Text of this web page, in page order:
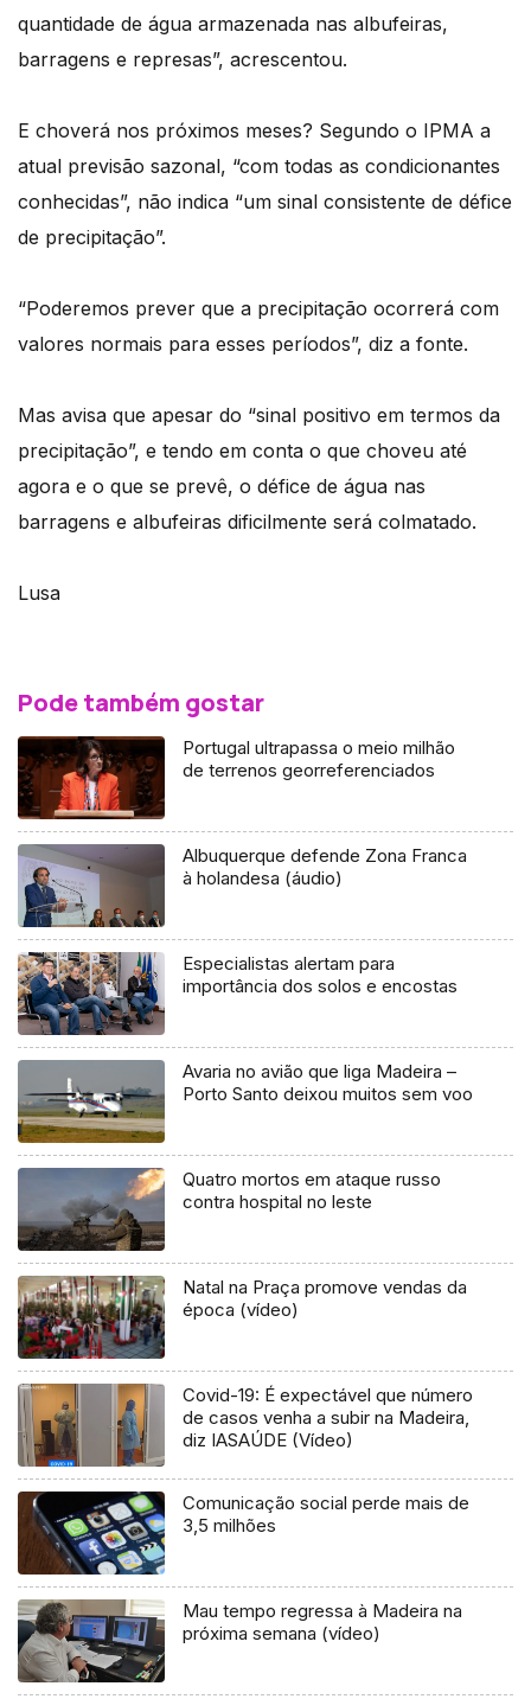
quantidade de água armazenada nas albufeiras,
barragens e represas”, acrescentou.
E choverá nos próximos meses? Segundo o IPMA a
atual previsão sazonal, “com todas as condicionantes
conhecidas”, não indica “um sinal consistente de défice
de precipitação”.
“Poderemos prever que a precipitação ocorrerá com
valores normais para esses períodos”, diz a fonte.
Mas avisa que apesar do “sinal positivo em termos da
precipitação”, e tendo em conta o que choveu até
agora e o que se prevê, o défice de água nas
barragens e albufeiras dificilmente será colmatado.
Lusa
Pode também gostar
Portugal ultrapassa o meio milhão
de terrenos georreferenciados
Albuquerque defende Zona Franca
à holandesa (áudio)
Especialistas alertam para
importância dos solos e encostas
Avaria no avião que liga Madeira –
Porto Santo deixou muitos sem voo
Quatro mortos em ataque russo
contra hospital no leste
Natal na Praça promove vendas da
época (vídeo)
Covid-19: É expectável que número
de casos venha a subir na Madeira,
diz IASAÚDE (Vídeo)
Comunicação social perde mais de
3,5 milhões
Mau tempo regressa à Madeira na
próxima semana (vídeo)